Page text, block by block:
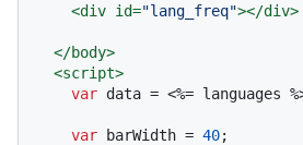
<div id="lang_freq"></div>
</body>
<script>
var data = <%= languages
var barWidth = 40;